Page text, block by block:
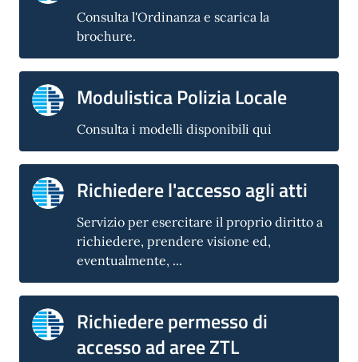
Consulta l'Ordinanza e scarica la
brochure.
Modulistica Polizia Locale
Consulta i modelli disponibili qui
Richiedere l'accesso agli atti
Servizio per esercitare il proprio diritto a
richiedere, prendere visione ed,
eventualmente, ...
Richiedere permesso di
accesso ad aree ZTL